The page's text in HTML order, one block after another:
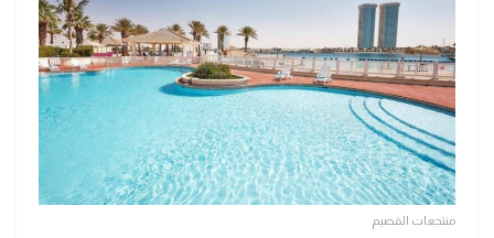
منتجعات القصيم